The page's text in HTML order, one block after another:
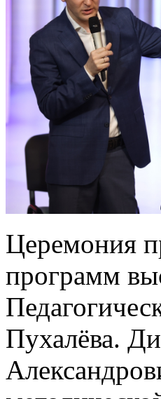
Церемония
программ
Пухалёва.